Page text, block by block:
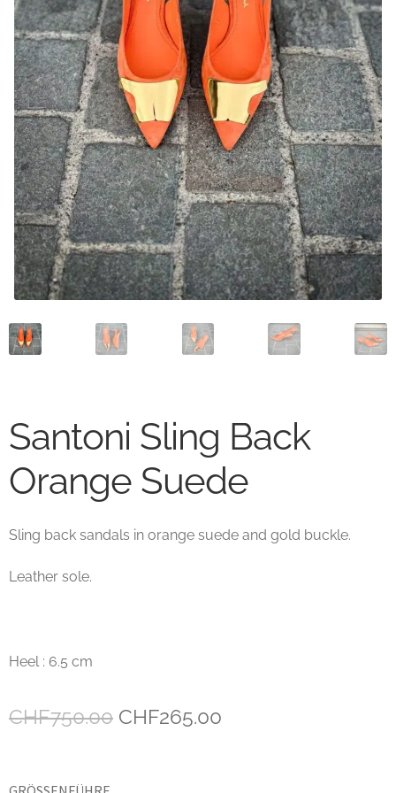
My account
News and events
Privacy Policy
Refund and Returns Policy
Service
Services
Shop
Terminvereinbarung im Shop
Unsere marken
Wishlist
Santoni Sling Back
Orange Suede
Sling back sandals in orange suede and gold buckle.
Leather sole.
Heel : 6.5 cm
CHF750.00 Ursprünglicher
CHF265.00